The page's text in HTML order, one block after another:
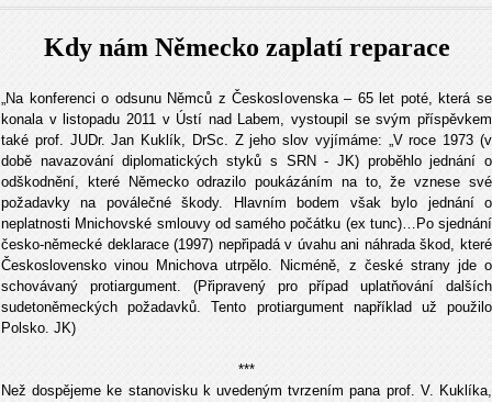
Kdy nám Německo zaplatí reparace
„Na konferenci o odsunu Němců z Československa – 65 let poté, která se
konala v listopadu 2011 v Ústí nad Labem, vystoupil se svým příspěvkem
také prof. JUDr. Jan Kuklík, DrSc. Z jeho slov vyjímáme: „V roce 1973 (v
době navazování diplomatických styků s SRN - JK) proběhlo jednání o
odškodnění, které Německo odrazilo poukázáním na to, že vznese své
požadavky na poválečné škody. Hlavním bodem však bylo jednání o
neplatnosti Mnichovské smlouvy od samého počátku (ex tunc)…Po sjednání
česko-německé deklarace (1997) nepřipadá v úvahu ani náhrada škod, které
Československo vinou Mnichova utrpělo. Nicméně, z české strany jde o
schovávaný protiargument. (Připravený pro případ uplatňování dalších
sudetoněmeckých požadavků. Tento protiargument například už použilo
Polsko. JK)
***
Než dospějeme ke stanovisku k uvedeným tvrzením pana prof. V. Kuklíka,